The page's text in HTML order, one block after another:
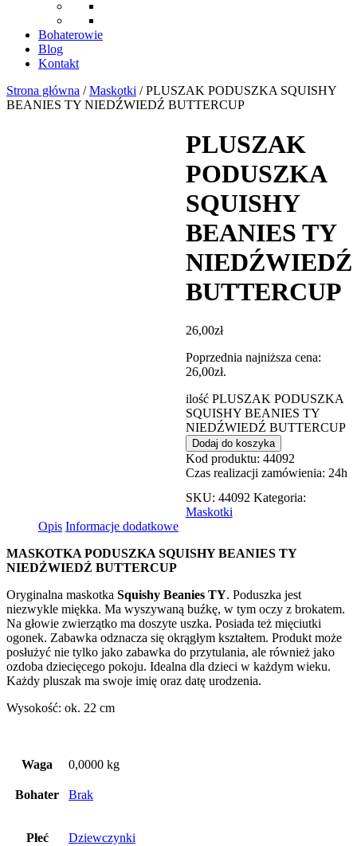
Bohaterowie
Blog
Kontakt
Strona główna /Maskotki / PLUSZAK PODUSZKA SQUISHY
BEANIES TY NIEDŹWIEDŹ BUTTERCUP
PLUSZAK
PODUSZKA
SQUISHY
BEANIES TY
NIEDŹWIEDŹ
BUTTERCUP
26,00zł
Poprzednia najniższa cena:
26,00zł.
ilość PLUSZAK PODUSZKA
SQUISHY BEANIES TY
NIEDŹWIEDŹ BUTTERCUP
Dodaj do koszyka
Kod produktu: 44092
Czas realizacji zamówienia: 24h
SKU: 44092 Kategoria:
Maskotki
Opis Informacje dodatkowe
MASKOTKA PODUSZKA SQUISHY BEANIES TY
NIEDŹWIEDŹ BUTTERCUP
Oryginalna maskotka Squishy Beanies TY. Poduszka jest
niezwykle miękka. Ma wyszywaną buźkę, w tym oczy z brokatem.
Na głowie zwierzątko ma doszyte uszka. Posiada też mięciutki
ogonek. Zabawka odznacza się okrągłym kształtem. Produkt może
posłużyć nie tylko jako zabawka do przytulania, ale również jako
ozdoba dziecięcego pokoju. Idealna dla dzieci w każdym wieku.
Każdy pluszak ma swoje imię oraz datę urodzenia.
Wysokość: ok. 22 cm
Waga 0,0000 kg
Bohater Brak
Płeć Dziewczynki